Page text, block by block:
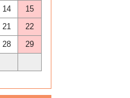
14
15
21
22
28
29